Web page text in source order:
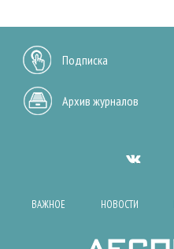
Подписка
Архив журналов
ВАЖНОЕ НОВОСТИ